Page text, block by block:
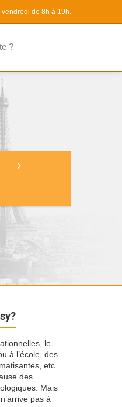
de 8h à 19h.
?
le
à l’école, des
etc…
des
Mais
pas à